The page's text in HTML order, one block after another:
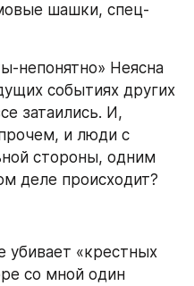
шашки, спец-
непонятно» Неясна
событиях других
затаились. И,
и люди с
стороны, одним
деле происходит?
убивает «крестных
со мной один